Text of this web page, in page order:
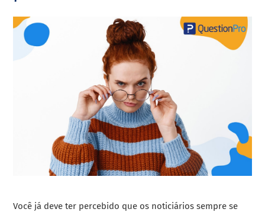
Você já deve ter percebido que os noticiários sempre se